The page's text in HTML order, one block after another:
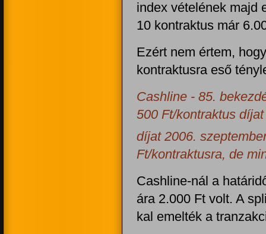
index vételének majd
10 kontraktus már
Ezért nem értem,
kontraktusra eső
Cashline - 85.
500 Ft/kontraktus
díjat 2006.
Ft/kontraktusra, de
Cashline-nál a
ára 2.000 Ft volt. A
kal emelték a